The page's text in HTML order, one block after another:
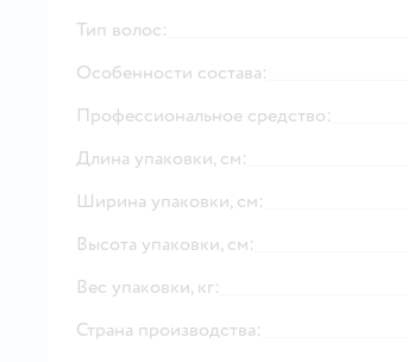
Тип волос:
Особенности состава:
Профессиональное средство:
Длина упаковки, см:
Ширина упаковки, см:
Высота упаковки, см:
Вес упаковки, кг:
Страна производства: